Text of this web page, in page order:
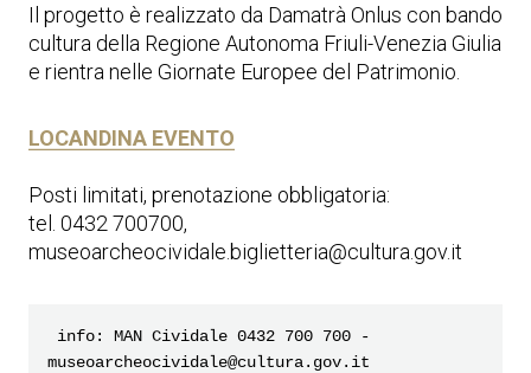
Il progetto è realizzato da Damatrà Onlus con bando
cultura della Regione Autonoma Friuli-Venezia Giulia
e rientra nelle Giornate Europee del Patrimonio.
LOCANDINA EVENTO
Posti limitati, prenotazione obbligatoria:
tel. 0432 700700,
museoarcheocividale.biglietteria@cultura.gov.it
museoarcheocividale@cultura.gov.it